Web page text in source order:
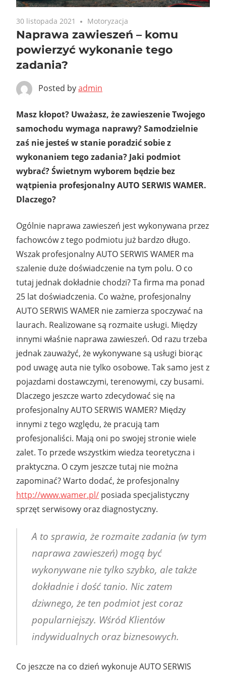
30 listopada 2021 Motoryzacja
Naprawa zawieszeń – komu
powierzyć wykonanie tego
zadania?
Posted byadmin
Masz kłopot? Uważasz, że zawieszenie Twojego
samochodu wymaga naprawy? Samodzielnie
zaś nie jesteś w stanie poradzić sobie z
wykonaniem tego zadania? Jaki podmiot
wybrać? Świetnym wyborem będzie bez
wątpienia profesjonalny AUTO SERWIS WAMER.
Dlaczego?
Ogólnie naprawa zawieszeń jest wykonywana przez
fachowców z tego podmiotu już bardzo długo.
Wszak profesjonalny AUTO SERWIS WAMER ma
szalenie duże doświadczenie na tym polu. O co
tutaj jednak dokładnie chodzi? Ta firma ma ponad
25 lat doświadczenia. Co ważne, profesjonalny
AUTO SERWIS WAMER nie zamierza spoczywać na
laurach. Realizowane są rozmaite usługi. Między
innymi właśnie naprawa zawieszeń. Od razu trzeba
jednak zauważyć, że wykonywane są usługi biorąc
pod uwagę auta nie tylko osobowe. Tak samo jest z
pojazdami dostawczymi, terenowymi, czy busami.
Dlaczego jeszcze warto zdecydować się na
profesjonalny AUTO SERWIS WAMER? Między
innymi z tego względu, że pracują tam
profesjonaliści. Mają oni po swojej stronie wiele
zalet. To przede wszystkim wiedza teoretyczna i
praktyczna. O czym jeszcze tutaj nie można
zapominać? Warto dodać, że profesjonalny
http://www.wamer.pl/ posiada specjalistyczny
sprzęt serwisowy oraz diagnostyczny.
A to sprawia, że rozmaite zadania (w tym
naprawa zawieszeń) mogą być
wykonywane nie tylko szybko, ale także
dokładnie i dość tanio. Nic zatem
dziwnego, że ten podmiot jest coraz
popularniejszy. Wśród Klientów
indywidualnych oraz biznesowych.
Co jeszcze na co dzień wykonuje AUTO SERWIS